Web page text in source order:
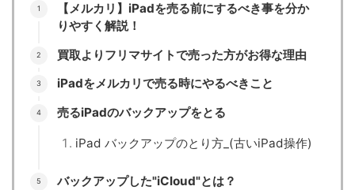
【メルカリ】iPadを売る前にするべき事を分か
りやすく解説！
買取よりフリマサイトで売った方がお得な理由
iPadをメルカリで売る時にやるべきこと
売るiPadのバックアップをとる
iPad バックアップのとり方_(古いiPad操作)
バックアップした"iCloud"とは？